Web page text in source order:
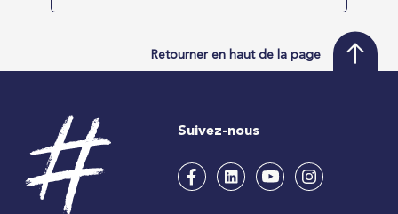
Retourner en haut de la page
Suivez-nous